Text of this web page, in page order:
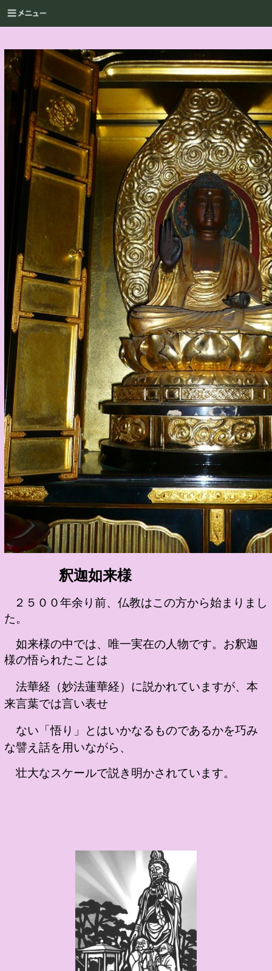
釈迦如来様
２５００年余り前、仏教はこの方から始まりまし
た。
如来様の中では、唯一実在の人物です。お釈迦
様の悟られたことは
法華経（妙法蓮華経）に説かれていますが、 本
来言葉では言い表せ
ない 「悟り」とはいかなるものであるかを巧み
な譬え 話を用いながら、
壮大なスケールで説き明かされています。